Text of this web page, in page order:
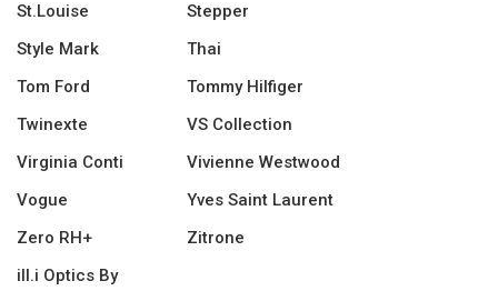
St.Louise
Stepper
Style Mark
Thai
Tom Ford
Tommy Hilfiger
Twinexte
VS Collection
Virginia Conti
Vivienne Westwood
Vogue
Yves Saint Laurent
Zero RH+
Zitrone
ill.i Optics By